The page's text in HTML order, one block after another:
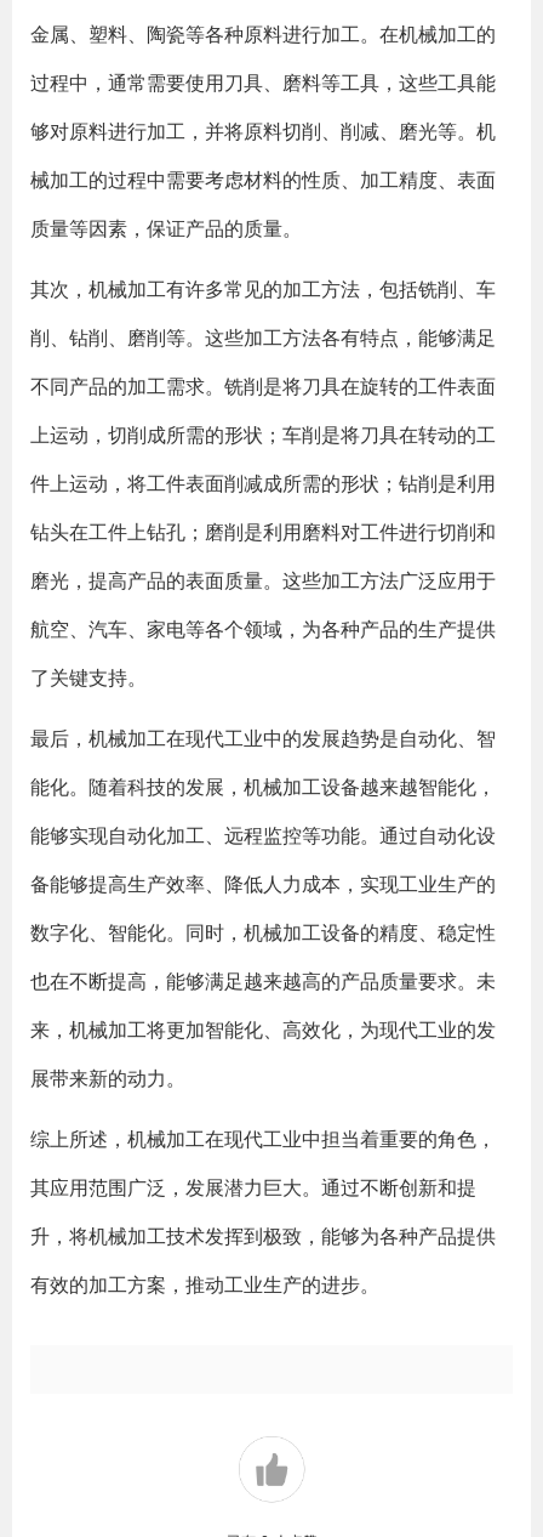
金属、塑料、陶瓷等各种原料进行加工。在机械加工的
过程中，通常需要使用刀具、磨料等工具，这些工具能
够对原料进行加工，并将原料切削、削减、磨光等。机
械加工的过程中需要考虑材料的性质、加工精度、表面
质量等因素，保证产品的质量。
其次，机械加工有许多常见的加工方法，包括铣削、车
削、钻削、磨削等。这些加工方法各有特点，能够满足
不同产品的加工需求。铣削是将刀具在旋转的工件表面
上运动，切削成所需的形状；车削是将刀具在转动的工
件上运动，将工件表面削减成所需的形状；钻削是利用
钻头在工件上钻孔；磨削是利用磨料对工件进行切削和
磨光，提高产品的表面质量。这些加工方法广泛应用于
航空、汽车、家电等各个领域，为各种产品的生产提供
了关键支持。
最后，机械加工在现代工业中的发展趋势是自动化、智
能化。随着科技的发展，机械加工设备越来越智能化，
能够实现自动化加工、远程监控等功能。通过自动化设
备能够提高生产效率、降低人力成本，实现工业生产的
数字化、智能化。同时，机械加工设备的精度、稳定性
也在不断提高，能够满足越来越高的产品质量要求。未
来，机械加工将更加智能化、高效化，为现代工业的发
展带来新的动力。
综上所述，机械加工在现代工业中担当着重要的角色，
其应用范围广泛，发展潜力巨大。通过不断创新和提
升，将机械加工技术发挥到极致，能够为各种产品提供
有效的加工方案，推动工业生产的进步。